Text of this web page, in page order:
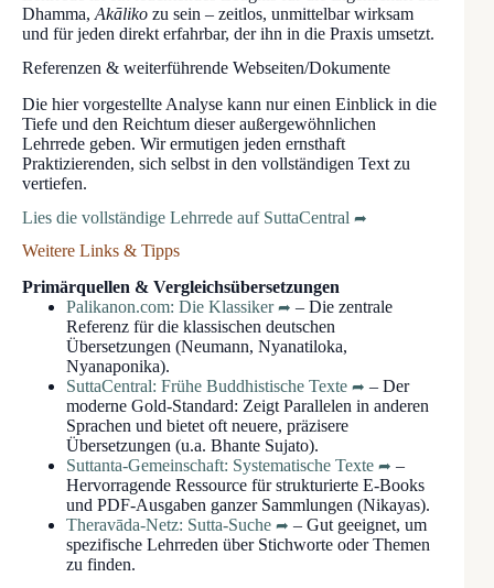
Dhamma, Akāliko zu sein – zeitlos, unmittelbar wirksam
und für jeden direkt erfahrbar, der ihn in die Praxis umsetzt.
Referenzen & weiterführende Webseiten/Dokumente
Die hier vorgestellte Analyse kann nur einen Einblick in die
Tiefe und den Reichtum dieser außergewöhnlichen
Lehrrede geben. Wir ermutigen jeden ernsthaft
Praktizierenden, sich selbst in den vollständigen Text zu
vertiefen.
Lies die vollständige Lehrrede auf SuttaCentral
Weitere Links & Tipps
Primärquellen & Vergleichsübersetzungen
Palikanon.com: Die Klassiker
– Die zentrale
Referenz für die klassischen deutschen
Übersetzungen (Neumann, Nyanatiloka,
Nyanaponika).
SuttaCentral: Frühe Buddhistische Texte
– Der
moderne Gold-Standard: Zeigt Parallelen in anderen
Sprachen und bietet oft neuere, präzisere
Übersetzungen (u.a. Bhante Sujato).
Suttanta-Gemeinschaft: Systematische Texte
–
Hervorragende Ressource für strukturierte E-Books
und PDF-Ausgaben ganzer Sammlungen (Nikayas).
Theravāda-Netz: Sutta-Suche
– Gut geeignet, um
spezifische Lehrreden über Stichworte oder Themen
zu finden.